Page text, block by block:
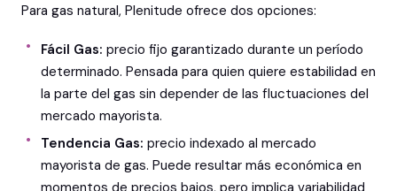
Para gas natural, Plenitude ofrece dos opciones:
Fácil Gas: precio fijo garantizado durante un período
determinado. Pensada para quien quiere estabilidad en
la parte del gas sin depender de las fluctuaciones del
mercado mayorista.
Tendencia Gas: precio indexado al mercado
mayorista de gas. Puede resultar más económica en
momentos de precios bajos, pero implica variabilidad